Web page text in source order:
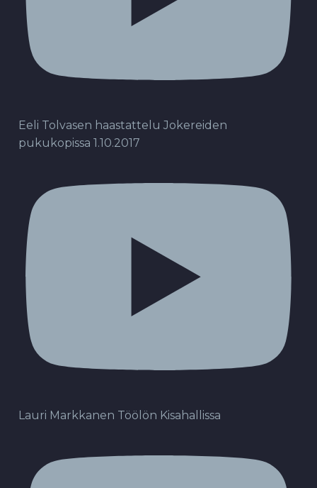
Eeli Tolvasen haastattelu Jokereiden
pukukopissa 1.10.2017
Lauri Markkanen Töölön Kisahallissa